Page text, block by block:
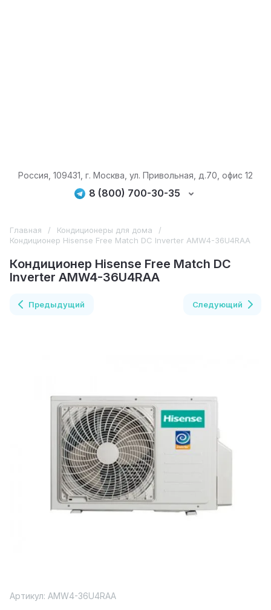
Россия, 109431, г. Москва, ул. Привольная, д.70, офис 12
8 (800) 700-30-35
Главная / Кондиционеры для дома
/
Кондиционер Hisense Free Match DC Inverter AMW4-36U4RAA
Кондиционер Hisense Free Match DC
Inverter AMW4-36U4RAA
Предыдущий Следующий
Артикул: AMW4-36U4RAA